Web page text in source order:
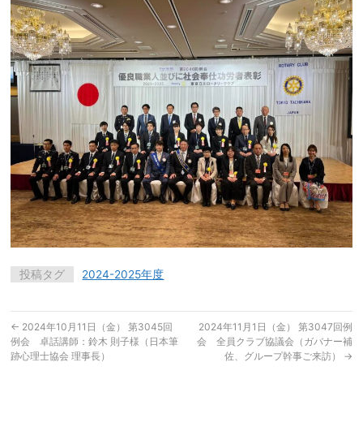
投稿タグ 2024-2025年度
← 2024年10月11日（金） 第3045回
例会 卓話講師：鈴木 則子様（日本筆
跡心理士協会 理事長）
2024年11月1日（金） 第3047回例
会 全員クラブ協議会（ガバナー補
佐、グループ幹事ご来訪） →